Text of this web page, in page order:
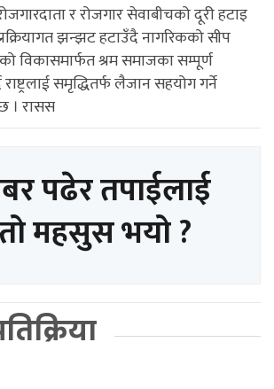
र रोजगार सेवाबीचको दूरी हटाइ
झन्झट हटाउँदै नागरिकको सीप
विकासमार्फत श्रम समाजका सम्पूर्ण
समृद्धितर्फ लैजान सहयोग गर्ने
। रासस
पढेर तपाईलाई
महसुस भयो ?